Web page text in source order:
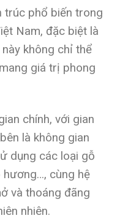
trúc phổ biến trong
Nam, đặc biệt là
không chỉ thể
giá trị phong
chính, với gian
là không gian
dụng các loại gỗ
cùng hệ
và thoáng đãng
nhiên.